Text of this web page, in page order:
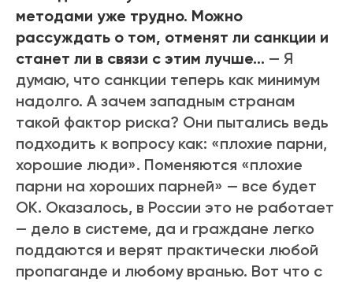
методами уже трудно. Можно
рассуждать о том, отменят ли санкции и
станет ли в связи с этим лучше… — Я
думаю, что санкции теперь как минимум
надолго. А зачем западным странам
такой фактор риска? Они пытались ведь
подходить к вопросу как: «плохие парни,
хорошие люди». Поменяются «плохие
парни на хороших парней» — все будет
ОК. Оказалось, в России это не работает
— дело в системе, да и граждане легко
поддаются и верят практически любой
пропаганде и любому вранью. Вот что с